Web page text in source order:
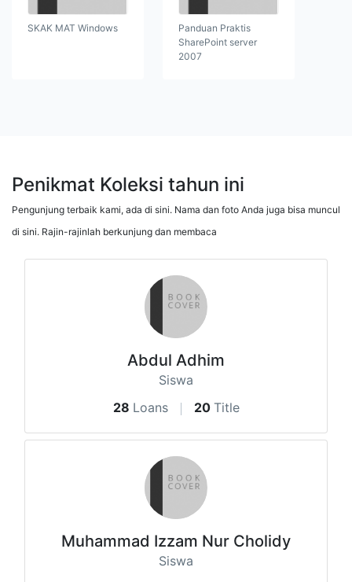
SKAK MAT Windows
Panduan Praktis
SharePoint server
2007
Penikmat Koleksi tahun ini
Pengunjung terbaik kami, ada di sini. Nama dan foto Anda juga bisa muncul
di sini. Rajin-rajinlah berkunjung dan membaca
Abdul Adhim
Siswa
28 Loans 20 Title
Muhammad Izzam Nur Cholidy
Siswa